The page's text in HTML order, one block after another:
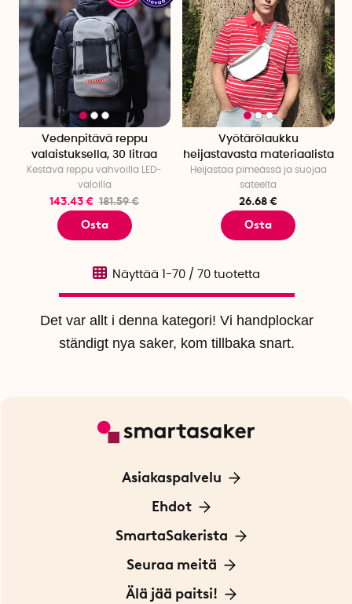
Vedenpitävä reppu
valaistuksella, 30 litraa
Kestävä reppu vahvoilla LED-
valoilla
143.43 € 181.59 €
Osta
Vyötärölaukku
heijastavasta materiaalista
Heijastaa pimeässä ja suojaa
sateelta
26.68 €
Osta
Det var allt i denna kategori! Vi handplockar
ständigt nya saker, kom tillbaka snart.
Näyttää 1-70 / 70 tuotetta
Asiakaspalvelu
Ota yhteyttä
Ehdot
Tietoa evästeistä
Yksityisyydensuoja
Sopimusehdot
SmartaSakerista
Meistä
Myymälä Tukholmassa
Seuraa meitä
Innovaattoriblogi
Älä jää paitsi!